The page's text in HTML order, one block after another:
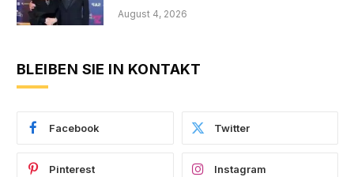
August 4, 2026
BLEIBEN SIE IN KONTAKT
Facebook Twitter
Pinterest Instagram